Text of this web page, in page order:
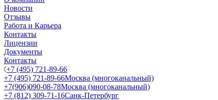
Новости
Отзывы
Работа и Карьера
Контакты
Лицензии
Документы
Контакты
+7 (495) 721-89-66
+7 (495) 721-89-66Москва (многоканальный)
+7(906)090-08-78Москва (многоканальный)
+7 (812) 309-71-16Санк-Петербург